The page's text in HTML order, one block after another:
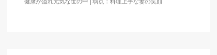
健康が溢れ元気な世の中 | 弱点：料理上手な妻の笑顔